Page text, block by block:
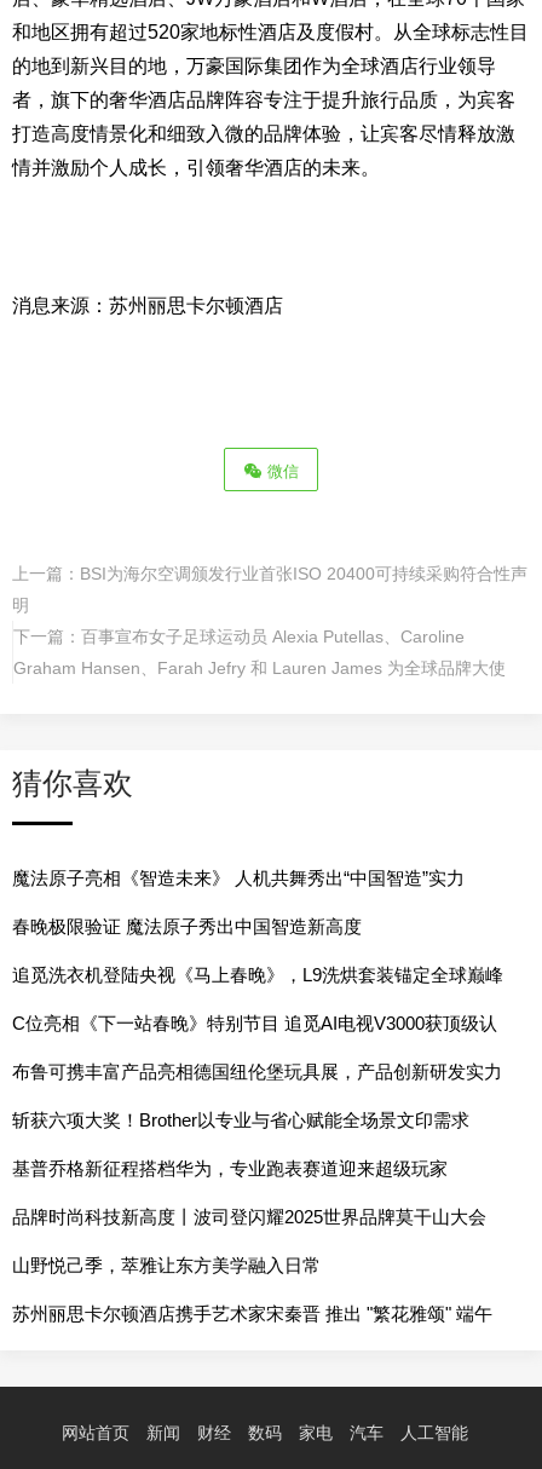
和地区拥有超过520家地标性酒店及度假村。从全球标志性目
的地到新兴目的地，万豪国际集团作为全球酒店行业领导
者，旗下的奢华酒店品牌阵容专注于提升旅行品质，为宾客
打造高度情景化和细致入微的品牌体验，让宾客尽情释放激
情并激励个人成长，引领奢华酒店的未来。
消息来源：苏州丽思卡尔顿酒店
微信
上一篇： BSI为海尔空调颁发行业首张ISO 20400可持续采购符合性声
明
下一篇： 百事宣布女子足球运动员 Alexia Putellas、Caroline
Graham Hansen、Farah Jefry 和 Lauren James 为全球品牌大使
猜你喜欢
魔法原子亮相《智造未来》 人机共舞秀出“中国智造”实力
春晚极限验证 魔法原子秀出中国智造新高度
追觅洗衣机登陆央视《马上春晚》，L9洗烘套装锚定全球巅峰
的时代之作
C位亮相《下一站春晚》特别节目 追觅AI电视V3000获顶级认
可
布鲁可携丰富产品亮相德国纽伦堡玩具展，产品创新研发实力
持续提升
斩获六项大奖！Brother以专业与省心赋能全场景文印需求
基普乔格新征程搭档华为，专业跑表赛道迎来超级玩家
品牌时尚科技新高度丨波司登闪耀2025世界品牌莫干山大会
山野悦己季，萃雅让东方美学融入日常
苏州丽思卡尔顿酒店携手艺术家宋秦晋 推出 "繁花雅颂" 端午
网站首页 新闻 财经 数码 家电 汽车 人工智能